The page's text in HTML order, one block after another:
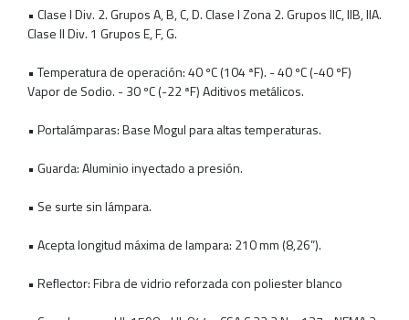
• Clase I Div. 2. Grupos A, B, C, D. Clase I Zona 2. Grupos IIC, IIB, IIA.
Clase II Div. 1 Grupos E, F, G.
• Temperatura de operación: 40 ºC (104 ªF). - 40 ºC (-40 ºF)
Vapor de Sodio. - 30 ºC (-22 ªF) Aditivos metálicos.
• Portalámparas: Base Mogul para altas temperaturas.
• Guarda: Aluminio inyectado a presión.
• Se surte sin lámpara.
• Acepta longitud máxima de lampara: 210 mm (8,26”).
• Reflector: Fibra de vidrio reforzada con poliester blanco